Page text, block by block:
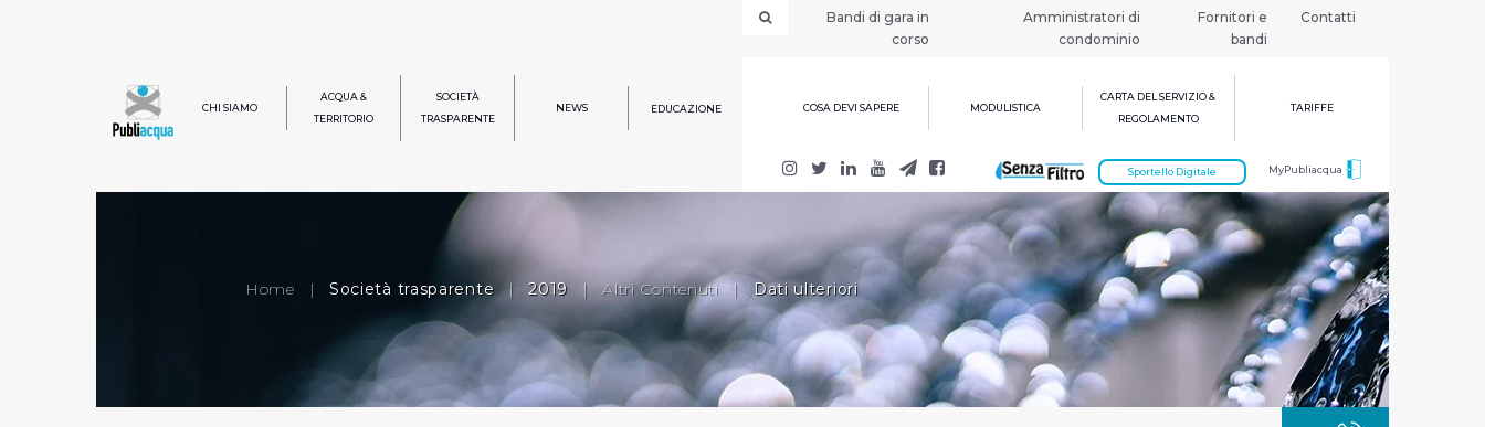
Bandi di gara in
corso
Amministratori di
condominio
Fornitori e
bandi
Contatti
CHI SIAMO
ACQUA &
TERRITORIO
SOCIETÀ
TRASPARENTE
NEWS EDUCAZIONE COSA DEVI SAPERE MODULISTICA
CARTA DEL SERVIZIO &
REGOLAMENTO
TARIFFE
MyPubliacqua
Sportello Digitale
Home | Società trasparente | 2019 | Altri Contenuti | Dati ulteriori